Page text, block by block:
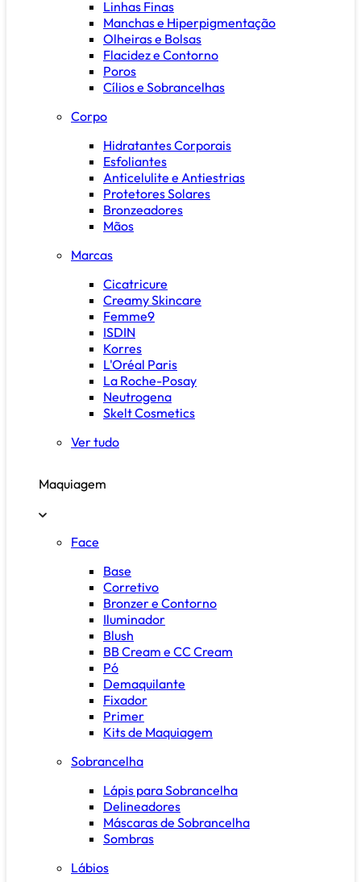
Linhas Finas
Manchas e Hiperpigmentação
Olheiras e Bolsas
Flacidez e Contorno
Poros
Cílios e Sobrancelhas
Corpo
Hidratantes Corporais
Esfoliantes
Anticelulite e Antiestrias
Protetores Solares
Bronzeadores
Mãos
Marcas
Cicatricure
Creamy Skincare
Femme9
ISDIN
Korres
L'Oréal Paris
La Roche-Posay
Neutrogena
Skelt Cosmetics
Ver tudo
Maquiagem
Face
Base
Corretivo
Bronzer e Contorno
Iluminador
Blush
BB Cream e CC Cream
Pó
Demaquilante
Fixador
Primer
Kits de Maquiagem
Sobrancelha
Lápis para Sobrancelha
Delineadores
Máscaras de Sobrancelha
Sombras
Lábios